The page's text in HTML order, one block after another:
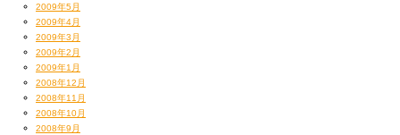
2009年5月
2009年4月
2009年3月
2009年2月
2009年1月
2008年12月
2008年11月
2008年10月
2008年9月